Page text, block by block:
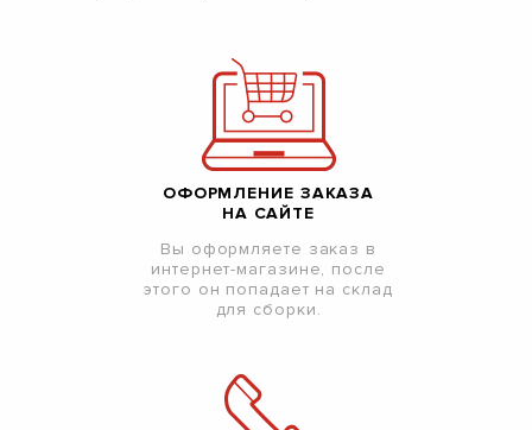
ОФОРМЛЕНИЕ ЗАКАЗА
НА САЙТЕ
Вы оформляете заказ в
интернет-магазине, после
этого он попадает на склад
для сборки.